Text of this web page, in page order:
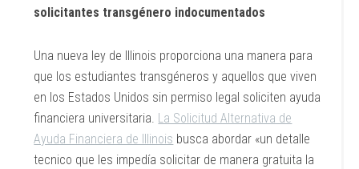
solicitantes transgénero indocumentados
Una nueva ley de Illinois proporciona una manera para
que los estudiantes transgéneros y aquellos que viven
en los Estados Unidos sin permiso legal soliciten ayuda
financiera universitaria. La Solicitud Alternativa de
Ayuda Financiera de Illinois busca abordar «un detalle
tecnico que les impedía solicitar de manera gratuita la